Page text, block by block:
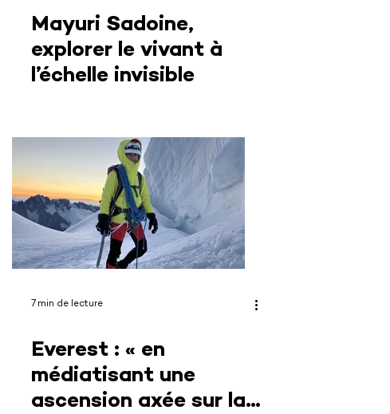
Mayuri Sadoine,
explorer le vivant à
l’échelle invisible
7 min de lecture
Everest : « en
médiatisant une
ascension axée sur la